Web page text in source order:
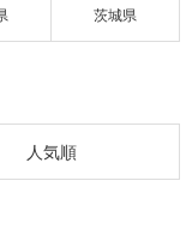
茨城県
人気順